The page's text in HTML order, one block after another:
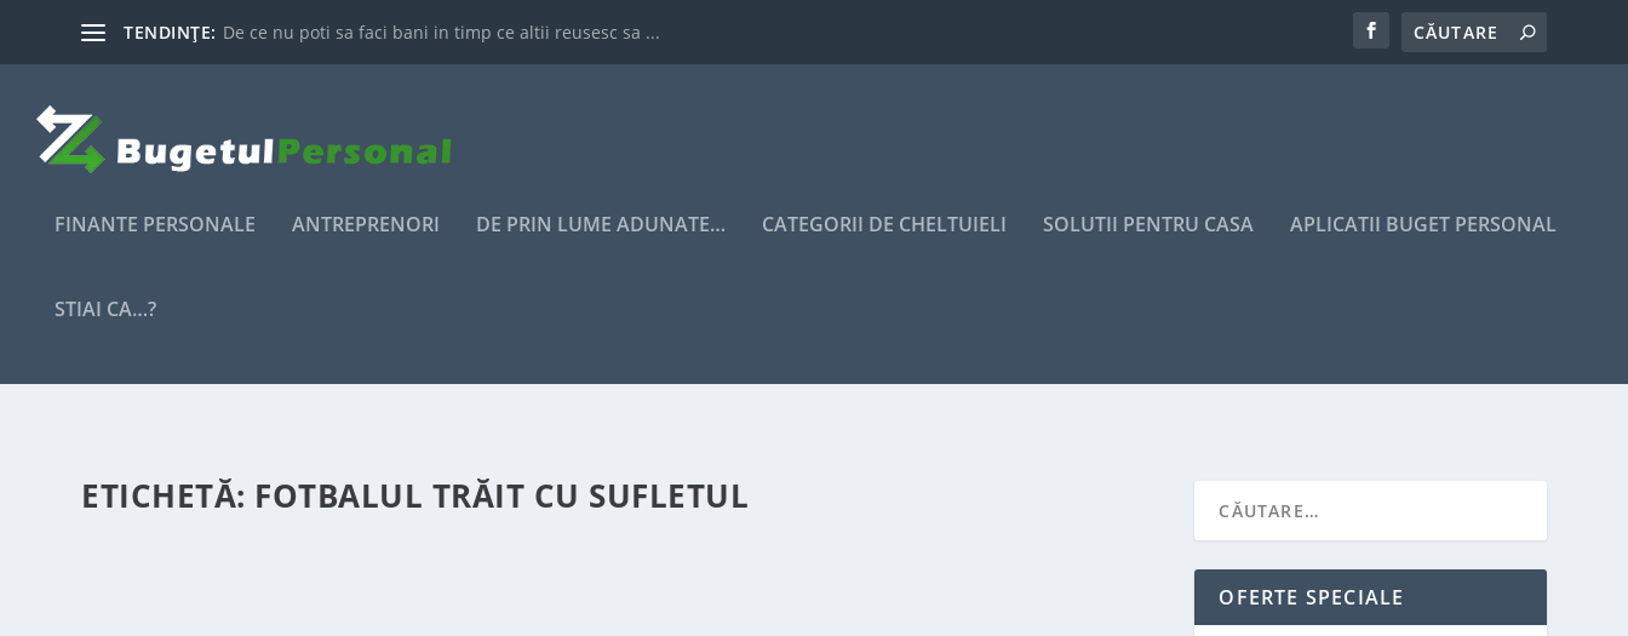
TENDINȚE: De ce nu poti sa faci bani in timp ce altii reusesc sa ...
FINANTE PERSONALE ANTREPRENORI DE PRIN LUME ADUNATE… CATEGORII DE CHELTUIELI SOLUTII PENTRU CASA APLICATII BUGET PERSONAL
STIAI CA…?
ETICHETĂ: FOTBALUL TRĂIT CU SUFLETUL
OFERTE SPECIALE